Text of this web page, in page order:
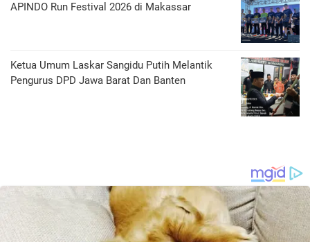
APINDO Run Festival 2026 di Makassar
Ketua Umum Laskar Sangidu Putih Melantik
Pengurus DPD Jawa Barat Dan Banten